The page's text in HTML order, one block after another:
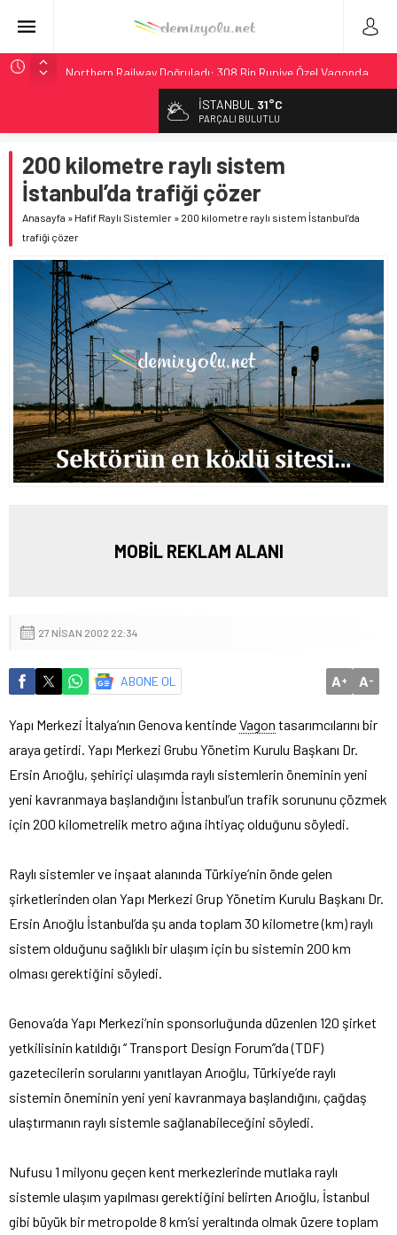
Northern Railway Doğruladı: 308 Bin Rupiye Özel Vagonda
Chicago’da Metra Polisi BVLOS Drone’larla Müdahale
NJ Transit’ten Tarihi Bütçe: 46 Yılın Rekoru Onaylandı
Rocky Mountain, Güneş Enerjili Tesisten İlk Rayı Sevk Etti
Brescia 426 Milyon Euro’luk Tramvay İnşaatına Başladı
İSTANBUL 31°C
PARÇALI BULUTLU
200 kilometre raylı sistem
İstanbul’da trafiği çözer
Anasayfa » Hafif Raylı Sistemler » 200 kilometre raylı sistem İstanbul’da
trafiği çözer
MOBİL REKLAM ALANI
27 NISAN 2002 22:34
ABONE OL A+ A-
Yapı Merkezi İtalya’nın Genova kentindeVagon tasarımcılarını bir
araya getirdi. Yapı Merkezi Grubu Yönetim Kurulu Başkanı Dr.
Ersin Arıoğlu, şehiriçi ulaşımda raylı sistemlerin öneminin yeni
yeni kavranmaya başlandığını İstanbul’un trafik sorununu çözmek
için 200 kilometrelik metro ağına ihtiyaç olduğunu söyledi.
Raylı sistemler ve inşaat alanında Türkiye’nin önde gelen
şirketlerinden olan Yapı Merkezi Grup Yönetim Kurulu Başkanı Dr.
Ersin Arıoğlu İstanbul’da şu anda toplam 30 kilometre (km) raylı
sistem olduğunu sağlıklı bir ulaşım için bu sistemin 200 km
olması gerektiğini söyledi.
Genova’da Yapı Merkezi’nin sponsorluğunda düzenlen 120 şirket
yetkilisinin katıldığı ‘‘ Transport Design Forum’’da (TDF)
gazetecilerin sorularını yanıtlayan Arıoğlu, Türkiye’de raylı
sistemin öneminin yeni yeni kavranmaya başlandığını, çağdaş
ulaştırmanın raylı sistemle sağlanabileceğini söyledi.
Nufusu 1 milyonu geçen kent merkezlerinde mutlaka raylı
sistemle ulaşım yapılması gerektiğini belirten Arıoğlu, İstanbul
gibi büyük bir metropolde 8 km’si yeraltında olmak üzere toplam